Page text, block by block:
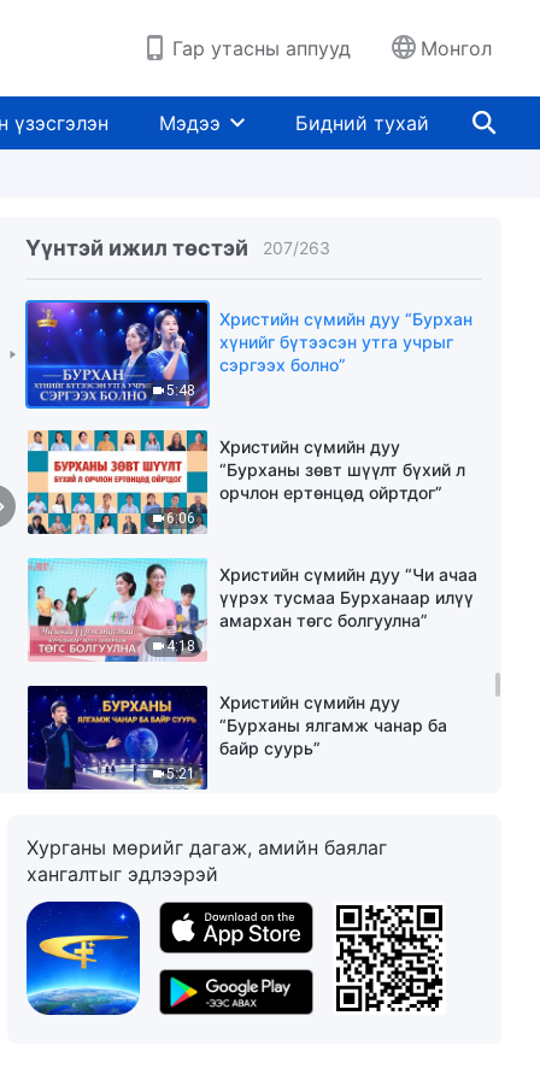
Гар утасны аппууд Монгол
үзэсгэлэн Мэдээ Бидний тухай
Үүнтэй ижил төстэй 207/263
4:21
Христийн сүмийн дуу “Цаг
4:10
адилхан”
5:48
Христийн сүмийн дуу “Бурхан
хүнийг бүтээсэн утга учрыг
сэргээх болно”
6:06
Христийн сүмийн дуу
“Бурханы зөвт шүүлт бүхий л
орчлон ертөнцөд ойртдог”
4:18
Христийн сүмийн дуу “Чи ачаа
үүрэх тусмаа Бурханаар илүү
амархан төгс болгуулна”
5:21
Христийн сүмийн дуу
“Бурханы ялгамж чанар ба
байр суурь”
5:40
Бурханд амийн зам бий”
“Бурханы үгийг дагавал чи
төөрөхгүй” Христийн сүмийн
дуу
Хурганы мөрийг дагаж, амийн баялаг
хангалтыг эдлээрэй